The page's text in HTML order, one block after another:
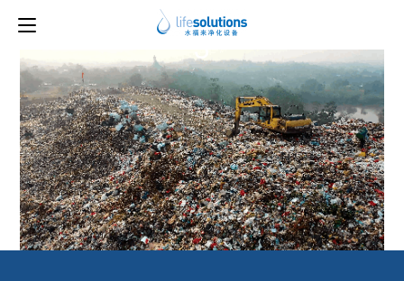
上一图片
3